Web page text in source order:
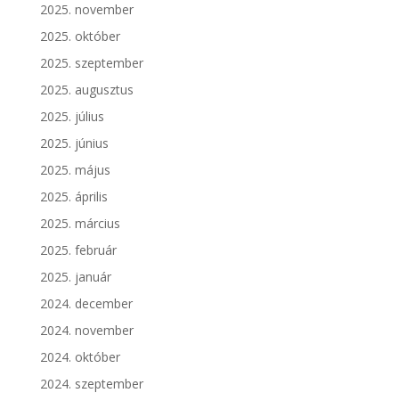
2025. november
2025. október
2025. szeptember
2025. augusztus
2025. július
2025. június
2025. május
2025. április
2025. március
2025. február
2025. január
2024. december
2024. november
2024. október
2024. szeptember